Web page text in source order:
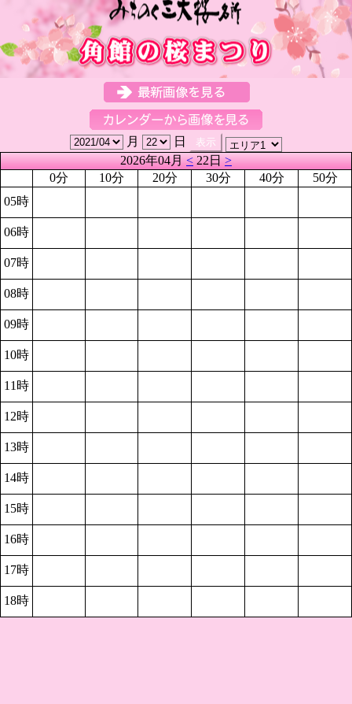
月
日
2026年04月<22日>
0分
10分 20分 30分 40分
50分
05時
06時
07時
08時
09時
10時
11時
12時
13時
14時
15時
16時
17時
18時